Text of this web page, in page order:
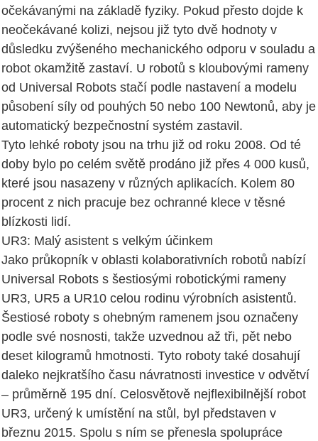
očekávanými na základě fyziky. Pokud přesto dojde k
neočekávané kolizi, nejsou již tyto dvě hodnoty v
důsledku zvýšeného mechanického odporu v souladu a
robot okamžitě zastaví. U robotů s kloubovými rameny
od Universal Robots stačí podle nastavení a modelu
působení síly od pouhých 50 nebo 100 Newtonů, aby je
automatický bezpečnostní systém zastavil.
Tyto lehké roboty jsou na trhu již od roku 2008. Od té
doby bylo po celém světě prodáno již přes 4 000 kusů,
které jsou nasazeny v různých aplikacích. Kolem 80
procent z nich pracuje bez ochranné klece v těsné
blízkosti lidí.
UR3: Malý asistent s velkým účinkem
Jako průkopník v oblasti kolaborativních robotů nabízí
Universal Robots s šestiosými robotickými rameny
UR3, UR5 a UR10 celou rodinu výrobních asistentů.
Šestiosé roboty s ohebným ramenem jsou označeny
podle své nosnosti, takže uzvednou až tři, pět nebo
deset kilogramů hmotnosti. Tyto roboty také dosahují
daleko nejkratšího času návratnosti investice v odvětví
– průměrně 195 dní. Celosvětově nejflexibilnější robot
UR3, určený k umístění na stůl, byl představen v
březnu 2015. Spolu s ním se přenesla spolupráce